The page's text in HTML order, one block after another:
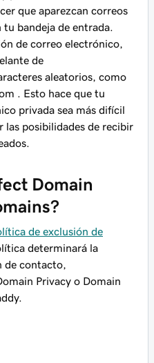
que aparezcan correos
bandeja de entrada.
de correo electrónico,
de
aleatorios, como
. Esto hace que tu
privada sea más difícil
las posibilidades de recibir
Domain
de exclusión de
determinará la
contacto,
Privacy o Domain